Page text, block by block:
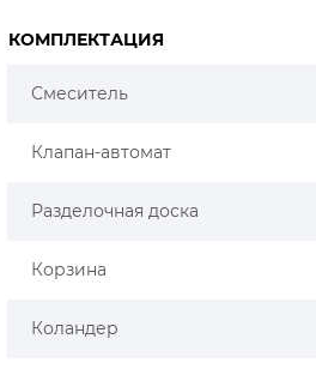
КОМПЛЕКТАЦИЯ
Смеситель
Клапан-автомат
Разделочная доска
Корзина
Коландер